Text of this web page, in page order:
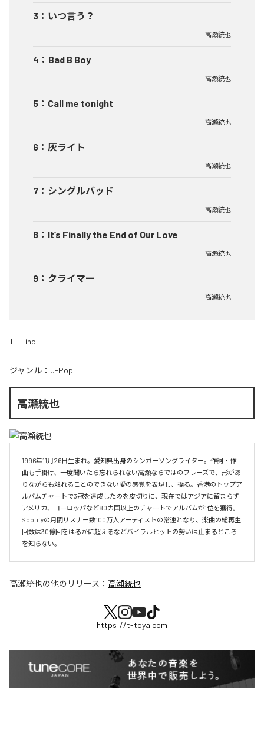
3 ： いつ言う？
高瀬統也
4 ： Bad B Boy
高瀬統也
5 ： Call me tonight
高瀬統也
6 ： 灰ライト
高瀬統也
7 ： シングルバッド
高瀬統也
8 ： It’s Finally the End of Our Love
高瀬統也
9 ： クライマー
高瀬統也
TTT inc
ジャンル： J-Pop
高瀬統也
1996年11月26日生まれ。愛知県出身のシンガーソングライター。作詞・作
曲も手掛け、一度聞いたら忘れられない高瀬ならではのフレーズで、形があ
りながらも触れることのできない愛の感覚を表現し、操る。香港のトップア
ルバムチャートで3冠を達成したのを皮切りに、現在ではアジアに留まらず
アメリカ、ヨーロッパなど80カ国以上のチャートでアルバムが1位を獲得。
Spotifyの月間リスナー数100万人アーティストの常連となり、楽曲の総再生
回数は30億回をはるかに超えるなどバイラルヒットの勢いは止まるところ
を知らない。
高瀬統也の他のリリース： 高瀬統也
https://t-toya.com